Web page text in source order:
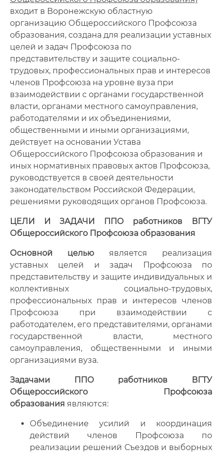
входит в Воронежскую областную
организацию Общероссийского Профсоюза
образования, создана для реализации уставных
целей и задач Профсоюза по
представительству и защите социально-
трудовых, профессиональных прав и интересов
членов Профсоюза на уровне вуза при
взаимодействии с органами государственной
власти, органами местного самоуправления,
работодателями и их объединениями,
общественными и иными организациями,
действует на основании Устава
Общероссийского Профсоюза образования и
иных нормативных правовых актов Профсоюза,
руководствуется в своей деятельности
законодательством Российской Федерации,
решениями руководящих органов Профсоюза.
ЦЕЛИ И ЗАДАЧИ ППО работников ВГТУ
Общероссийского Профсоюза образования
Основной целью является реализация
уставных целей и задач Профсоюза по
представительству и защите индивидуальных и
коллективных социально-трудовых,
профессиональных прав и интересов членов
Профсоюза при взаимодействии с
работодателем, его представителями, органами
государственной власти, местного
самоуправления, общественными и иными
организациями вуза.
Задачами ППО работников ВГТУ
Общероссийского Профсоюза
образования являются:
Объединение усилий и координация
действий членов Профсоюза по
реализации решений Съездов и выборных